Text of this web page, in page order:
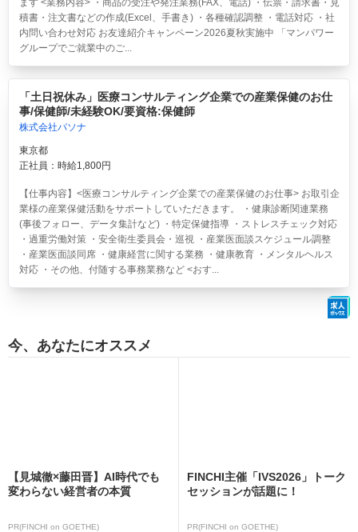
積書・注文書などの作成(Excel、手書き) ・各種確認調整 ・電話対応 ・社
内問い合わせ対応 お友達紹介キャンペーン2026夏秋実施中 「マンパワー
グループでご就業中のご...
「土日祝休み」医療コンサルティング企業での産業保健のお仕
事/保健師/未経験OK/要資格:保健師
株式会社パソナ
東京都
正社員：時給1,800円
【仕事内容】<医療コンサルティング企業での産業保健のお仕事> お取引企
業様の産業保健活動をサポートしていただきます。 ・健康診断関連業務
(事後フォロー、データ集計など) ・特定保健指導 ・ストレスチェック対応
・過重労働対策 ・安全衛生委員会・巡視 ・産業医面談スケジュール調整
・産業医面談同席 ・健康経営に関する業務 ・健康教育 ・メンタルヘルス
対応 ・その他、付随する事務業務など <おす...
今、あなたにオススメ
【見城徹×藤田晋】AI時代でも
変わらない経営者の本質
PR(FINCHI on GOETHE)
FINCHI主催「IVS2026」トーク
セッションが話題に！
PR(FINCHI on GOETHE)